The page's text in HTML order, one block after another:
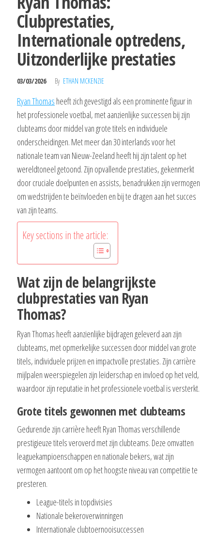
Clubprestaties,
Internationale optredens,
Uitzonderlijke prestaties
03/03/2026 By ETHAN MCKENZIE
Ryan Thomas heeft zich gevestigd als een prominente figuur in
het professionele voetbal, met aanzienlijke successen bij zijn
clubteams door middel van grote titels en individuele
onderscheidingen. Met meer dan 30 interlands voor het
nationale team van Nieuw-Zeeland heeft hij zijn talent op het
wereldtoneel getoond. Zijn opvallende prestaties, gekenmerkt
door cruciale doelpunten en assists, benadrukken zijn vermogen
om wedstrijden te beïnvloeden en bij te dragen aan het succes
van zijn teams.
Key sections in the article:
Wat zijn de belangrijkste
clubprestaties van Ryan
Thomas?
Ryan Thomas heeft aanzienlijke bijdragen geleverd aan zijn
clubteams, met opmerkelijke successen door middel van grote
titels, individuele prijzen en impactvolle prestaties. Zijn carrière
mijlpalen weerspiegelen zijn leiderschap en invloed op het veld,
waardoor zijn reputatie in het professionele voetbal is versterkt.
Grote titels gewonnen met clubteams
Gedurende zijn carrière heeft Ryan Thomas verschillende
prestigieuze titels veroverd met zijn clubteams. Deze omvatten
leaguekampioenschappen en nationale bekers, wat zijn
vermogen aantoont om op het hoogste niveau van competitie te
presteren.
League-titels in topdivisies
Nationale bekeroverwinningen
Internationale clubtoernooisuccessen